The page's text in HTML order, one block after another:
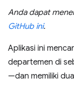
Anda dapat
GitHub ini.
Aplikasi ini
departemen di
—dan memiliki